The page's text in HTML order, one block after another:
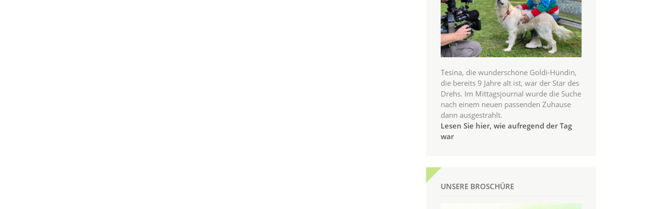
Tesina, die wunderschöne Goldi-Hündin,
die bereits 9 Jahre alt ist, war der Star des
Drehs. Im Mittagsjournal wurde die Suche
nach einem neuen passenden Zuhause
dann ausgestrahlt.
Lesen Sie hier, wie aufregend der Tag
war
UNSERE BROSCHÜRE